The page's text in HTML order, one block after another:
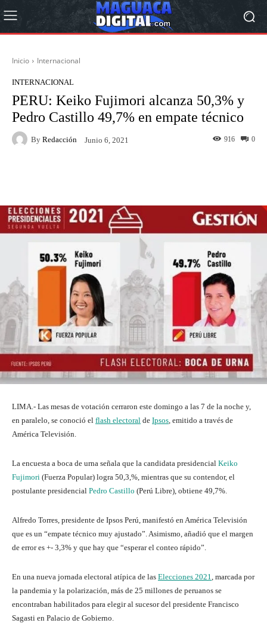
Inicio Internacional
INTERNACIONAL
PERU: Keiko Fujimori alcanza 50,3% y
Pedro Castillo 49,7% en empate técnico
By Redacción Junio 6, 2021 0
916
LIMA.- Las mesas de votación cerraron este domingo a las 7 de la noche y,
en paralelo, se conoció el flash electoral de Ipsos , emitido a través de
América Televisión.
La encuesta a boca de urna señala que la candidata presidencial Keiko
Fujimori (Fuerza Popular) logra 50,3,%, mientras que su contendor, el
postulante presidencial Pedro Castillo (Perú Libre), obtiene 49,7%.
Alfredo Torres, presidente de Ipsos Perú, manifestó en América Televisión
que es un “empate técnico muy ajustado”. Asimismo, añadió que el margen
de error es +- 3,3% y que hay que “esperar el conteo rápido”.
En una nueva jornada electoral atípica de las Elecciones 2021 , marcada por
la pandemia y la polarización, más de 25 millones de peruanos se
encontraban habilitados para elegir al sucesor del presidente Francisco
Sagasti en Palacio de Gobierno.